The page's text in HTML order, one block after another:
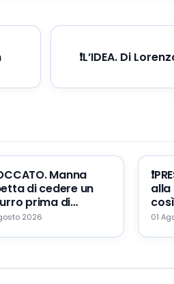
❗L’IDEA. Di
Manna
di cedere un
prima di
Zeballos al
2026
alla
mio
01